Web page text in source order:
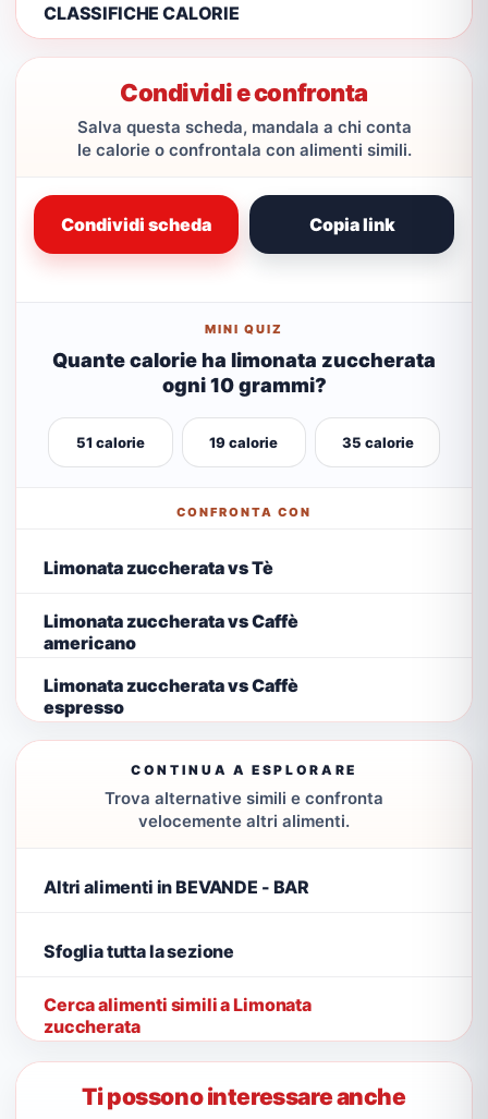
CLASSIFICHE CALORIE
Condividi e confronta
Salva questa scheda, mandala a chi conta
le calorie o confrontala con alimenti simili.
Condividi scheda Copia link
MINI QUIZ
Quante calorie ha limonata zuccherata
ogni 10 grammi?
51 calorie 19 calorie 35 calorie
CONFRONTA CON
Limonata zuccherata vs Tè
Limonata zuccherata vs Caffè
americano
Limonata zuccherata vs Caffè
espresso
CONTINUA A ESPLORARE
Trova alternative simili e confronta
velocemente altri alimenti.
Altri alimenti in BEVANDE - BAR
Sfoglia tutta la sezione
Cerca alimenti simili a Limonata
zuccherata
Ti possono interessare anche